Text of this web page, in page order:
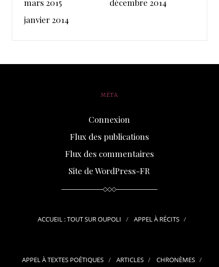
mars 2015
décembre 2014
janvier 2014
MÉTA
Connexion
Flux des publications
Flux des commentaires
Site de WordPress-FR
ACCUEIL : TOUT SUR OUPOLI APPEL À RÉCITS
APPEL À TEXTES POÉTIQUES ARTICLES CHRONÈMES